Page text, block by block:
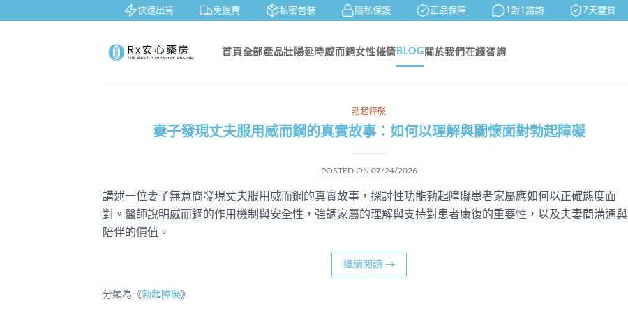
快速出貨 免運費 私密包裝 隱私保護 正品保障 1對1諮詢 7天鑒賞
首頁全部產品壯陽延時威而鋼女性催情 BLOG 關於我們 在綫咨詢
勃起障礙
妻子發現丈夫服用威而鋼的真實故事：如何以理解與關懷面對勃起障礙
POSTED ON 07/24/2026
講述一位妻子無意間發現丈夫服用威而鋼的真實故事，探討性功能勃起障礙患者家屬應如何以正確態度面
對。醫師說明威而鋼的作用機制與安全性，強調家屬的理解與支持對患者康復的重要性，以及夫妻間溝通與
陪伴的價值。
繼續閱讀 →
分類為《勃起障礙》